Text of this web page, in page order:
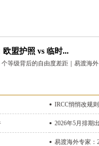
盟护照 vs 临时...
等级背后的自由度差距｜易渡海
IRCC悄悄改规
2026年5月排期
易渡海外专家：